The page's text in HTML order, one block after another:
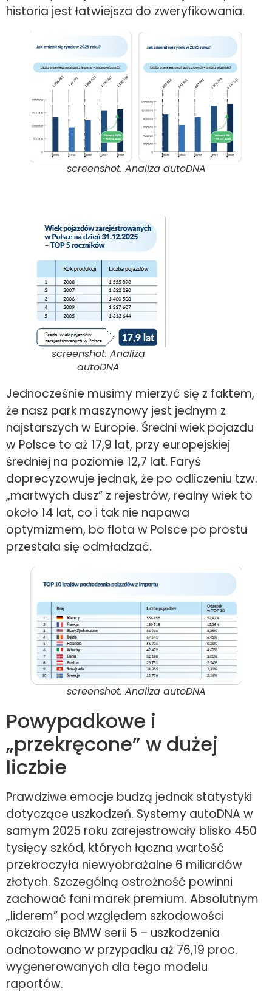
historia jest łatwiejsza do zweryfikowania.
screenshot. Analiza autoDNA
screenshot. Analiza
autoDNA
Jednocześnie musimy mierzyć się z faktem,
że nasz park maszynowy jest jednym z
najstarszych w Europie. Średni wiek pojazdu
w Polsce to aż 17,9 lat, przy europejskiej
średniej na poziomie 12,7 lat. Faryś
doprecyzowuje jednak, że po odliczeniu tzw.
„martwych dusz” z rejestrów, realny wiek to
około 14 lat, co i tak nie napawa
optymizmem, bo flota w Polsce po prostu
przestała się odmładzać.
screenshot. Analiza autoDNA
Powypadkowe i
„przekręcone” w dużej
liczbie
Prawdziwe emocje budzą jednak statystyki
dotyczące uszkodzeń. Systemy autoDNA w
samym 2025 roku zarejestrowały blisko 450
tysięcy szkód, których łączna wartość
przekroczyła niewyobrażalne 6 miliardów
złotych. Szczególną ostrożność powinni
zachować fani marek premium. Absolutnym
„liderem” pod względem szkodowości
okazało się BMW serii 5 – uszkodzenia
odnotowano w przypadku aż 76,19 proc.
wygenerowanych dla tego modelu
raportów.